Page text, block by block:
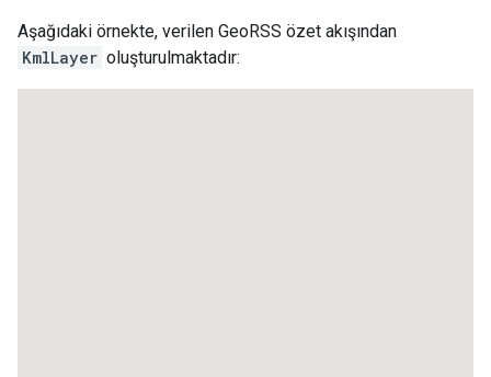
Aşağıdaki örnekte, verilen GeoRSS özet akışından
KmlLayer oluşturulmaktadır: